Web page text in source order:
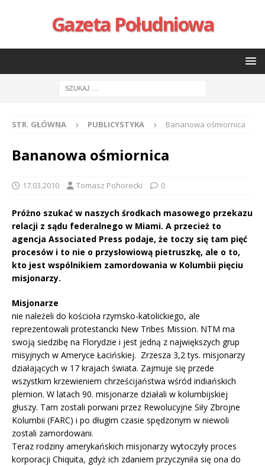
Gazeta Południowa
STR. GŁÓWNA PUBLICYSTYKA Bananowa ośmiornica
Bananowa ośmiornica
17.03.2010 Tomasz Pohorecki 0
Próżno szukać w naszych środkach masowego przekazu
relacji z sądu federalnego w Miami. A przecież to
agencja Associated Press podaje, że toczy się tam pięć
procesów i to nie o przysłowiową pietruszkę, ale o to,
kto jest wspólnikiem zamordowania w Kolumbii pięciu
misjonarzy.
Misjonarze
nie należeli do kościoła rzymsko-katolickiego, ale
reprezentowali protestancki New Tribes Mission. NTM ma
swoją siedzibę na Florydzie i jest jedną z największych grup
misyjnych w Ameryce Łacińskiej. Zrzesza 3,2 tys. misjonarzy
działających w 17 krajach świata. Zajmuje się przede
wszystkim krzewieniem chrześcijaństwa wśród indiańskich
plemion. W latach 90. misjonarze działali w kolumbijskiej
głuszy. Tam zostali porwani przez Rewolucyjne Siły Zbrojne
Kolumbii (FARC) i po długim czasie spędzonym w niewoli
zostali zamordowani.
Teraz rodziny amerykańskich misjonarzy wytoczyły proces
korporacji Chiquita, gdyż ich zdaniem przyczyniła się ona do